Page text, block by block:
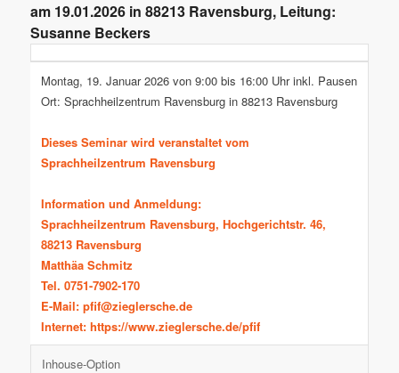
am 19.01.2026 in 88213 Ravensburg, Leitung:
Susanne Beckers
Montag, 19. Januar 2026 von 9:00 bis 16:00 Uhr inkl. Pausen
Ort: Sprachheilzentrum Ravensburg in 88213 Ravensburg
Dieses Seminar wird veranstaltet vom
Sprachheilzentrum Ravensburg
Information und Anmeldung:
Sprachheilzentrum Ravensburg, Hochgerichtstr. 46,
88213 Ravensburg
Matthäa Schmitz
Tel. 0751-7902-170
E-Mail: pfif@zieglersche.de
Internet: https://www.zieglersche.de/pfif
Inhouse-Option